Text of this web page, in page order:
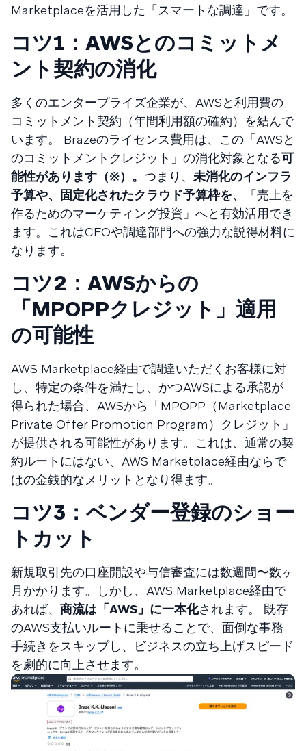
Marketplaceを活用した「スマートな調達」です。
コツ1：AWSとのコミットメ
ント契約の消化
多くのエンタープライズ企業が、AWSと利用費の
コミットメント契約（年間利用額の確約）を結んで
います。 Brazeのライセンス費用は、この「AWSと
のコミットメントクレジット」の消化対象となる可
能性があります（※）。 つまり、 未消化のインフラ
予算や、固定化されたクラウド予算枠を、
「売上を
作るためのマーケティング投資」へと有効活用でき
ます。これはCFOや調達部門への強力な説得材料に
なります。
コツ2：AWSからの
「MPOPPクレジット」適用
の可能性
AWS Marketplace経由で調達いただくお客様に対
し、特定の条件を満たし、かつAWSによる承認が
得られた場合、AWSから「MPOPP（Marketplace
Private Offer Promotion Program）クレジット」
が提供される可能性があります。これは、通常の契
約ルートにはない、AWS Marketplace経由ならで
はの金銭的なメリットとなり得ます。
コツ3：ベンダー登録のショー
トカット
新規取引先の口座開設や与信審査には数週間〜数ヶ
月かかります。しかし、AWS Marketplace経由で
あれば、 商流は「AWS」に一本化されます。 既存
のAWS支払いルートに乗せることで、面倒な事務
手続きをスキップし、ビジネスの立ち上げスピード
を劇的に向上させます。